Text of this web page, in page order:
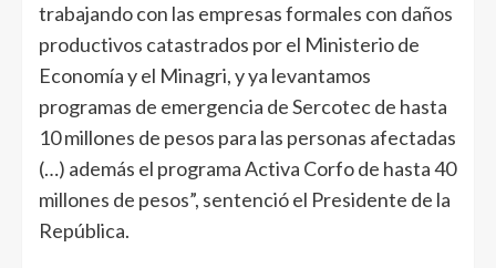
trabajando con las empresas formales con daños
productivos catastrados por el Ministerio de
Economía y el Minagri, y ya levantamos
programas de emergencia de Sercotec de hasta
10 millones de pesos para las personas afectadas
(…) además el programa Activa Corfo de hasta 40
millones de pesos”, sentenció el Presidente de la
República.